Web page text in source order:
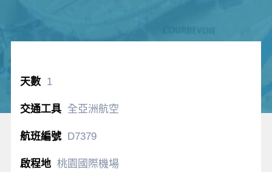
1
全亞洲航空
D7379
桃園國際機場